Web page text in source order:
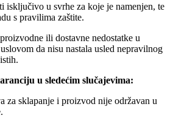
isključivo u svrhe za koje je namenjen, te
s pravilima zaštite.
ili dostavne nedostatke u
da nisu nastala usled nepravilnog
u sledećim slučajevima:
za sklapanje i proizvod nije održavan u